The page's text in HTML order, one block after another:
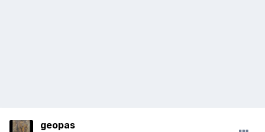
geopas